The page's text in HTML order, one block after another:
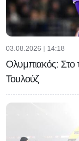
03.08.2026 | 14:18
Ολυμπιακός: Στο
Τουλούζ